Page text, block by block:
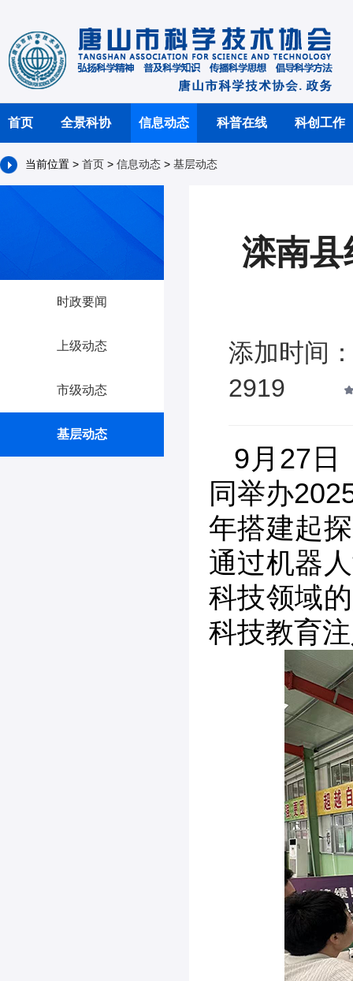
首页 全景科协 信息动态 科普在线 科创工作
当前位置 > 首页 > 信息动态 > 基层动态
时政要闻
上级动态
市级动态
基层动态
滦南县
添加时间
2919
9月27日
同举办
年搭建起
通过机器
科技领域
科技教育